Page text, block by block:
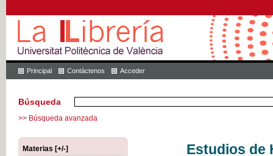
Principal Contáctenos Acceder
Búsqueda
>> Búsqueda avanzada
Materias [+/-]
Estudios de